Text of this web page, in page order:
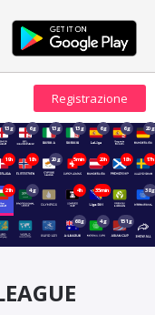
13g 6g 13g 13g 6g 6g 20g
19h 18h 20g 5min 20h 18h 17h
21h 4g 4h 35min 38g
68g 4g 151g